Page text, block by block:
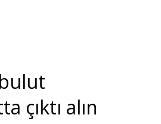
çıktı alın